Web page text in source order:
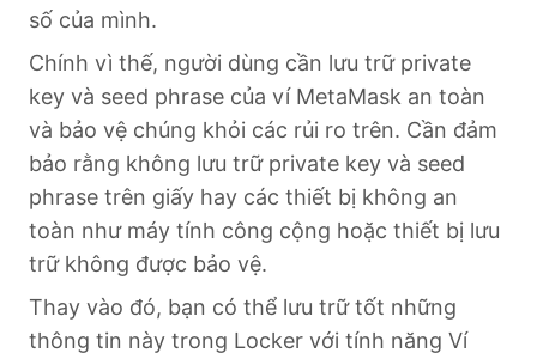
số của mình.
Chính vì thế, người dùng cần lưu trữ private
key và seed phrase của ví MetaMask an toàn
và bảo vệ chúng khỏi các rủi ro trên. Cần đảm
bảo rằng không lưu trữ private key và seed
phrase trên giấy hay các thiết bị không an
toàn như máy tính công cộng hoặc thiết bị lưu
trữ không được bảo vệ.
Thay vào đó, bạn có thể lưu trữ tốt những
thông tin này trong Locker với tính năng Ví